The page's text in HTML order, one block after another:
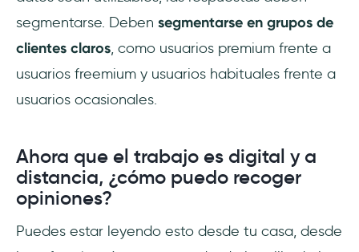
segmentarse. Deben segmentarse en grupos de
clientes claros, como usuarios premium frente a
usuarios freemium y usuarios habituales frente a
usuarios ocasionales.
Ahora que el trabajo es digital y a
distancia, ¿cómo puedo recoger
opiniones?
Puedes estar leyendo esto desde tu casa, desde